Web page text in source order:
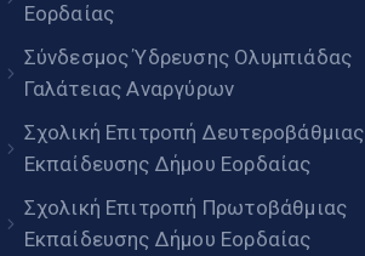
Εορδαίας
Σύνδεσμος Ύδρευσης Ολυμπιάδας
Γαλάτειας Αναργύρων
Σχολική Επιτροπή Δευτεροβάθμιας
Εκπαίδευσης Δήμου Εορδαίας
Σχολική Επιτροπή Πρωτοβάθμιας
Εκπαίδευσης Δήμου Εορδαίας